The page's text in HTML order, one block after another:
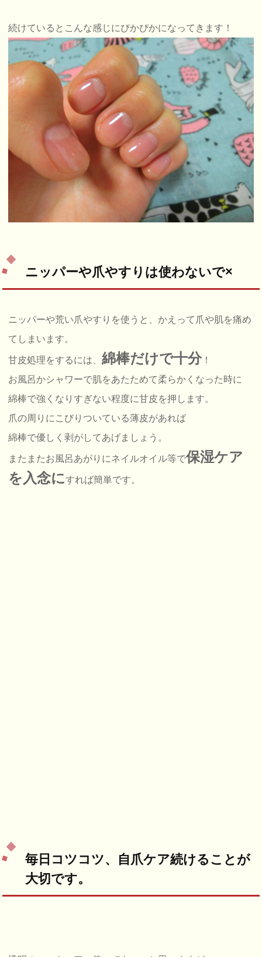
続けているとこんな感じにぴかぴかになってきます！
ニッパーや爪やすりは使わないで×
ニッパーや荒い爪やすりを使うと、かえって爪や肌を痛め
てしまいます。
甘皮処理をするには、綿棒だけで十分！
お風呂かシャワーで肌をあたためて柔らかくなった時に
綿棒で強くなりすぎない程度に甘皮を押します。
爪の周りにこびりついている薄皮があれば
綿棒で優しく剥がしてあげましょう。
またまたお風呂あがりにネイルオイル等で保湿ケア
を入念にすれば簡単です。
毎日コツコツ、自爪ケア続けることが
大切です。